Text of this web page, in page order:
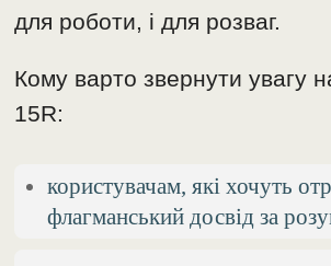
для роботи, і для розваг.
Кому варто звернути увагу
15R:
користувачам, які хочуть
флагманський досвід за